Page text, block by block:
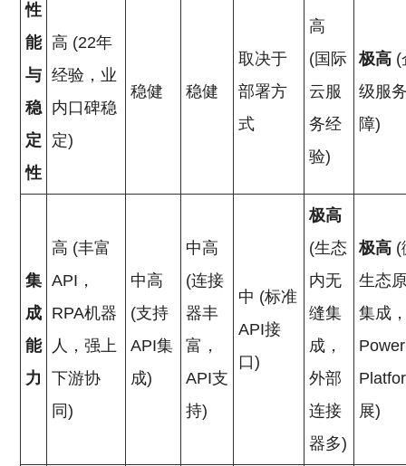
性
能
与
稳
定
性
高 (22年
经验，业
内口碑稳
定)
稳健 稳健
取决于
部署方
式
高
(国际
云服
务经
验)
极高 (
级服
障)
集
成
能
力
高 (丰富
API，
RPA机器
人，强上
下游协
同)
中高
(支持
API集
成)
中高
(连接
器丰
富，
API支
持)
中 (标准
API接
口)
极高
(生态
内无
缝集
成，
外部
连接
器多)
极高 (
生态
集成
Power
展)